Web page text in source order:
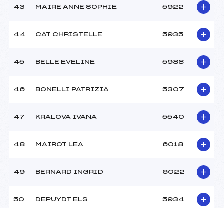
43 MAIRE ANNE SOPHIE 5922
44 CAT CHRISTELLE 5935
45 BELLE EVELINE 5988
46 BONELLI PATRIZIA 5307
47 KRALOVA IVANA 5540
48 MAIROT LEA 6018
49 BERNARD INGRID 6022
50 DEPUYDT ELS 5934